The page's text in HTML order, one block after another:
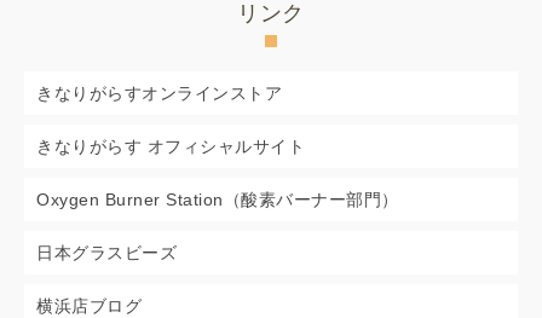
リンク
きなりがらすオンラインストア
きなりがらす オフィシャルサイト
Oxygen Burner Station（酸素バーナー部門）
日本グラスビーズ
横浜店ブログ